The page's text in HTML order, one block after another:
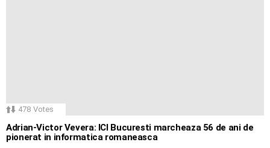
478 Votes
Adrian-Victor Vevera: ICI Bucuresti marcheaza 56 de ani de
pionerat in informatica romaneasca